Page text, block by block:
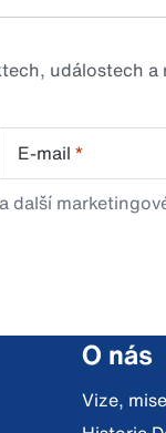
událostech a
E-mail *
O nás
Vize,